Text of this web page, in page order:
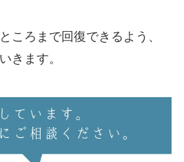
ころまで回復できるよう、
きます。